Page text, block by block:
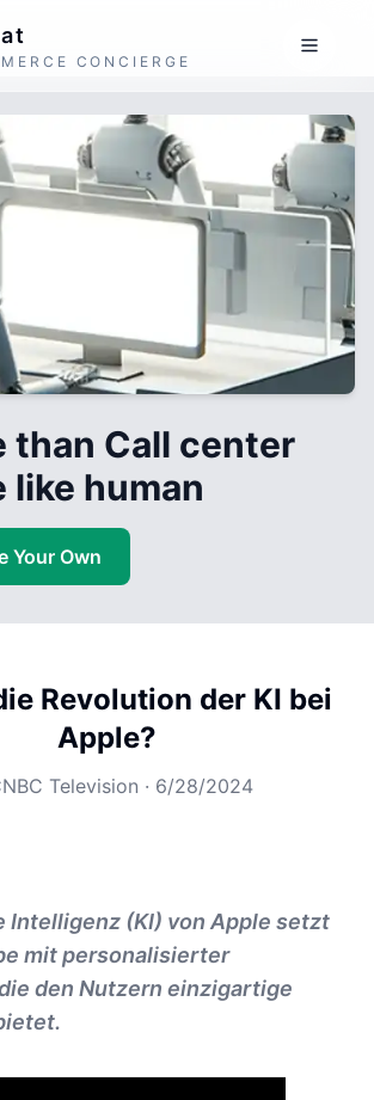
CONCIERGE
than Call center
like human
Your Own
Revolution der KI bei
Apple?
Television · 6/28/2024
Intelligenz (KI) von Apple setzt
mit personalisierter
den Nutzern einzigartige